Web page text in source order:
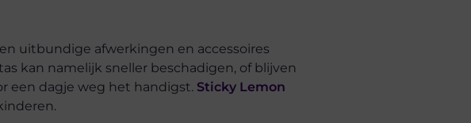
uitbundige afwerkingen en accessoires
kan namelijk sneller beschadigen, of blijven
een dagje weg het handigst. Sticky Lemon